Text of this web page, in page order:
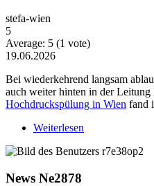
stefa-wien
5
Average: 5 (1 vote)
19.06.2026
Bei wiederkehrend langsam
auch weiter hinten in der
Hochdruckspülung in Wien fand
Weiterlesen
News Ne2878